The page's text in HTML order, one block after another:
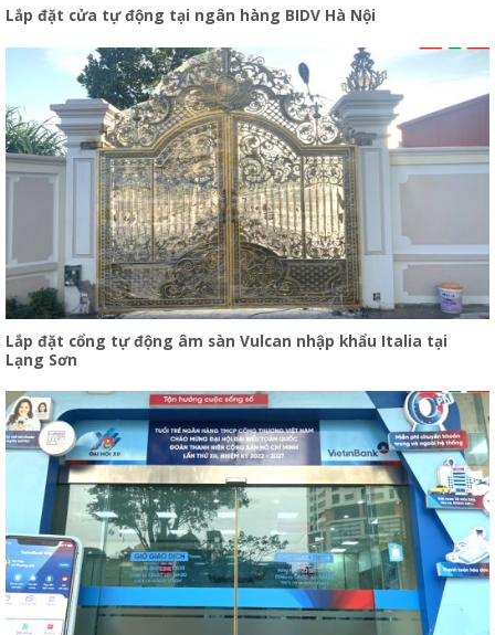
Lắp đặt cửa tự động tại ngân hàng BIDV Hà Nội
Lắp đặt cổng tự động âm sàn Vulcan nhập khẩu Italia tại
Lạng Sơn